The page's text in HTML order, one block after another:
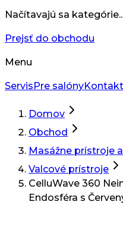
Načítavajú sa
Prejsť do obchodu
Menu
Servis Pre salónyKontakt
Domov
Obchod
Masážne prístroje
Valcové prístroje
CelluWave 360
Endosféra s